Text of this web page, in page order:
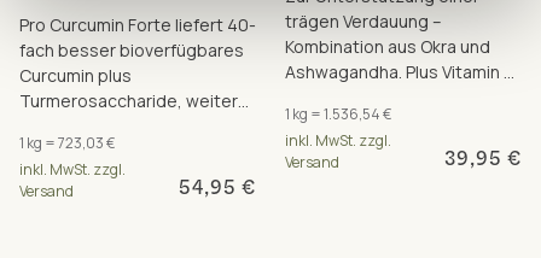
Pro Curcumin Forte liefert 40-
fach besser bioverfügbares
Curcumin plus
Turmerosaccharide, weitere
Immunsystem und
Zellschutz.
1 kg = 723,03 €
inkl. MwSt. zzgl.
Versand
54,95 €
trägen Verdauung –
Kombination aus Okra und
Ashwagandha. Plus Vitamin B1
Nervensystems.
1 kg = 1.536,54 €
inkl. MwSt. zzgl.
Versand
39,95 €